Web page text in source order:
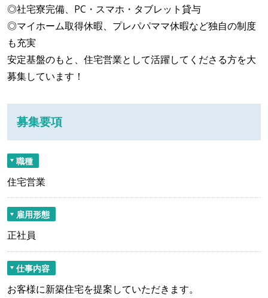
◎社宅寮完備、PC・スマホ・タブレット貸与
◎マイホーム取得休暇、プレパパママ休暇など独自の制度
も充実
安定基盤のもと、住宅営業として活躍してくださる方を大
募集しています！
募集要項
職種
住宅営業
雇用形態
正社員
仕事内容
お客様に新築住宅を提案していただきます。